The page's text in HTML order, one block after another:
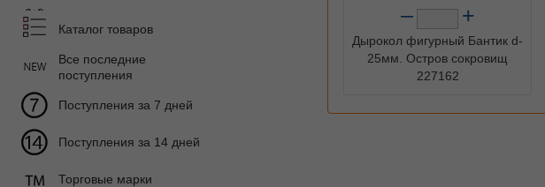
– +
Дырокол фигурный Бантик d-
25мм. Остров сокровищ
227162
Каталог товаров
Все последние
поступления
Поступления за 7 дней
Поступления за 14 дней
Торговые марки